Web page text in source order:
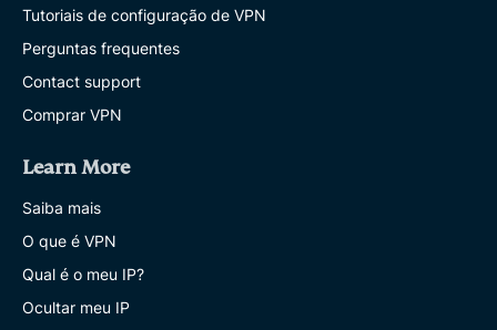
Tutoriais de configuração de VPN
Perguntas frequentes
Contact support
Comprar VPN
Learn More
Saiba mais
O que é VPN
Qual é o meu IP?
Ocultar meu IP